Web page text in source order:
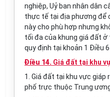
nghiệp, Uỷ ban nhân dân
thực tế tại địa phương để
này cho phù hợp nhưng
tối đa của khung giá đất ở
quy định tại khoản 1 Điều 6
Điều 14. Giá đất tại khu
1. Giá đất tại khu vực
phố trực thuộc Trung